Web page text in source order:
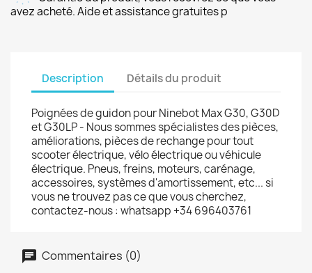
avez acheté. Aide et assistance gratuites p
Description Détails du produit
Poignées de guidon pour Ninebot Max G30, G30D
et G30LP - Nous sommes spécialistes des pièces,
améliorations, pièces de rechange pour tout
scooter électrique, vélo électrique ou véhicule
électrique. Pneus, freins, moteurs, carénage,
accessoires, systèmes d'amortissement, etc... si
vous ne trouvez pas ce que vous cherchez,
contactez-nous : whatsapp +34 696403761
Commentaires (0)